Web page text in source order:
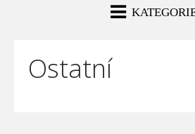
Ostatní